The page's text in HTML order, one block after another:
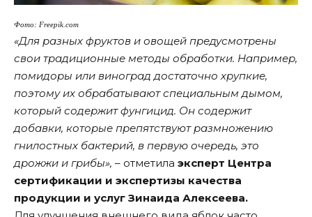
Фото: Freepik.com
«Для разных фруктов и овощей предусмотрены
свои традиционные методы обработки. Например,
помидоры или виноград достаточно хрупкие,
поэтому их обрабатывают специальным дымом,
который содержит фунгицид. Он содержит
добавки, которые препятствуют размножению
гнилостных бактерий, в первую очередь, это
дрожжи и грибы», – отметила эксперт Центра
сертификации и экспертизы качества
продукции и услуг Зинаида Алексеева.